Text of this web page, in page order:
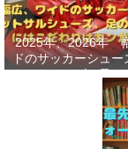
2025年、2026年
ドのサッカーシュー
サルシューズ、足の
れにはこだわりは
で！